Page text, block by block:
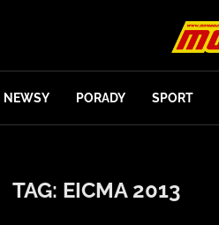
NEWSY PORADY SPORT
TAG: EICMA 2013